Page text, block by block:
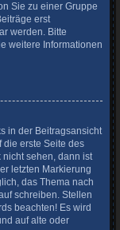
Sie zu einer Gruppe
erst
werden. Bitte
weitere Informationen
in der Beitragsansicht
die erste Seite des
sehen, dann ist
letzten Markierung
das Thema nach
schreiben. Stellen
beachten! Es wird
auf alte oder